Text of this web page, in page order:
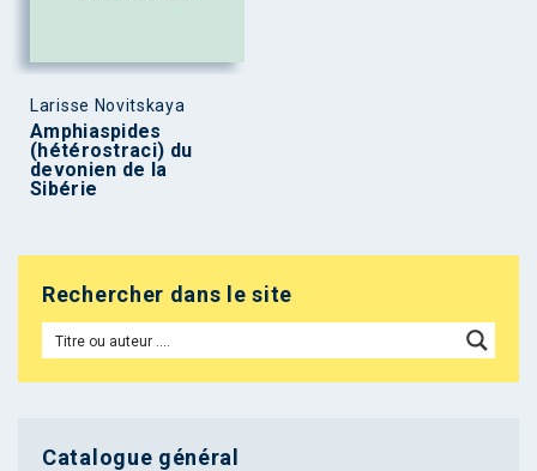
Larisse Novitskaya
Amphiaspides
(hétérostraci) du
devonien de la
Sibérie
Rechercher dans le site
Catalogue général